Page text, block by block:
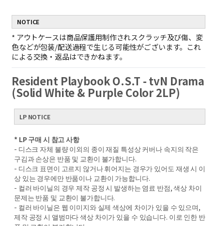
NOTICE
* アウトケースは商品保護用制作されスクラッチ及び傷、変
色などが包装/配送過程で生じる可能性がございます。これ
による交換・返品はできかねます。
Resident Playbook O.S.T - tvN Drama
(Solid White & Purple Color 2LP)
LP NOTICE
* LP 구매 시 참고 사항
- 디스크 자체 불량 이외의 종이 재질 특성상 커버나 속지의 작은
구김과 손상은 반품 및 교환이 불가합니다.
- 디스크 표면이 고르지 않거나 휘어지는 경우가 있어도 재생 시 이
상 있는 경우에만 반품이나 교환이 가능합니다.
- 컬러 바이닐의 경우 제작 공정 시 발생하는 염료 반점, 색상 차이
문제는 반품 및 교환이 불가합니다.
- 컬러 바이닐은 웹 이미지와 실제 색상에 차이가 있을 수 있으며,
제작 공정 시 앨범마다 색상 차이가 있을 수 있습니다. 이로 인한 반